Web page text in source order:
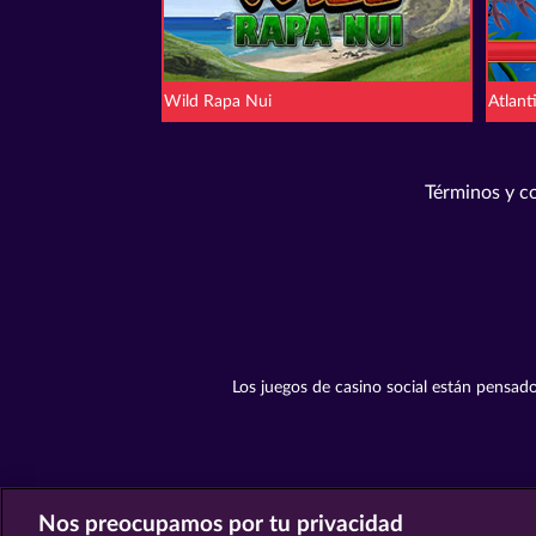
Wild Rapa Nui
Términos y
Los juegos de casino social están
Nos preocupamos por tu privacidad